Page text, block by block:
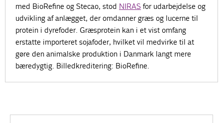
med BioRefine og Stecao, stod NIRAS for udarbejdelse og
udvikling af anlægget, der omdanner græs og lucerne til
protein i dyrefoder. Græsprotein kan i et vist omfang
erstatte importeret sojafoder, hvilket vil medvirke til at
gøre den animalske produktion i Danmark langt mere
bæredygtig. Billedkreditering: BioRefine.